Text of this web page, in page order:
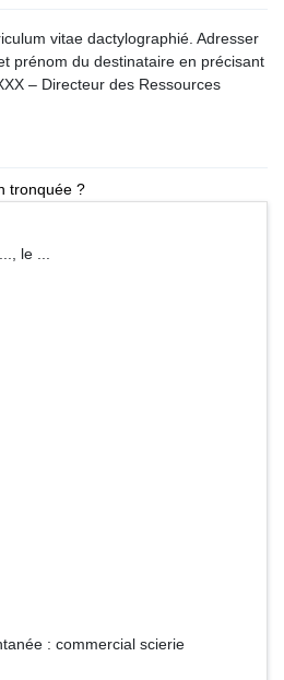
vitae dactylographié. Adresser
prénom du destinataire en précisant
– Directeur des Ressources
tronquée ?
Nom
: commercial scierie